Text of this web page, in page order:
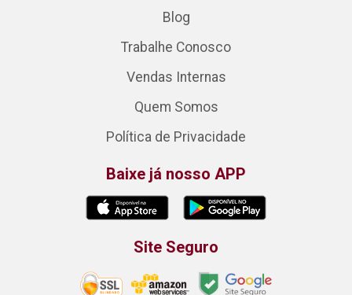
Blog
Trabalhe Conosco
Vendas Internas
Quem Somos
Política de Privacidade
Baixe já nosso APP
Site Seguro